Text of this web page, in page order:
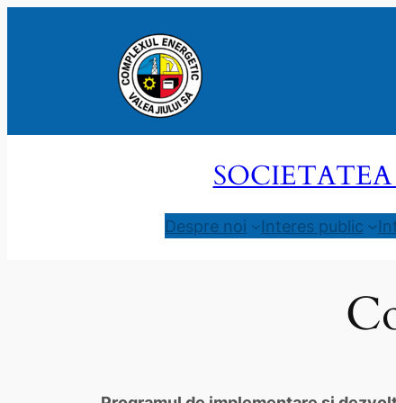
Despre noi Interes public